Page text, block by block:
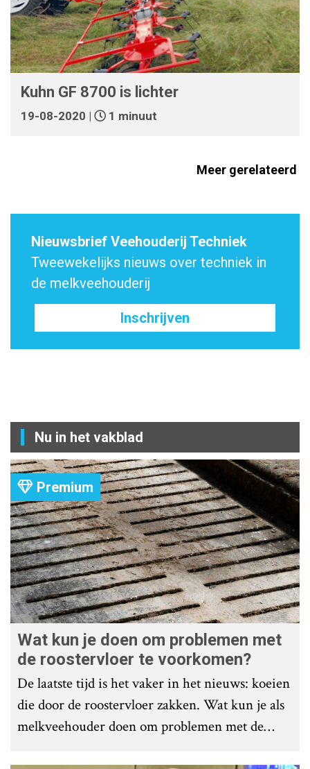
Kuhn GF 8700 is lichter
19-08-2020 | 1 minuut
Meer gerelateerd
Nieuwsbrief Veehouderij Techniek
Tweewekelijks nieuws over techniek in
de melkveehouderij
Inschrijven
Nu in het vakblad
Premium
Wat kun je doen om problemen met
de roostervloer te voorkomen?
De laatste tijd is het vaker in het nieuws: koeien
die door de roostervloer zakken. Wat kun je als
melkveehouder doen om problemen met de